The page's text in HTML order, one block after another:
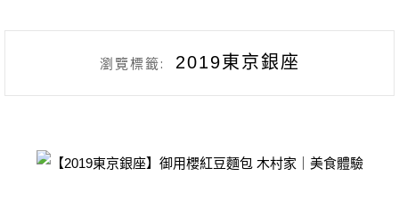
瀏覽標籤: 2019東京銀座